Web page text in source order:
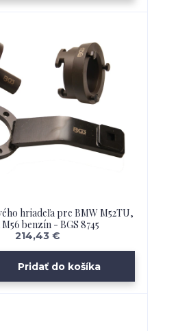
hriadeľa pre BMW M52TU,
M56 benzín - BGS 8745
214,43 €
Pridať do košíka